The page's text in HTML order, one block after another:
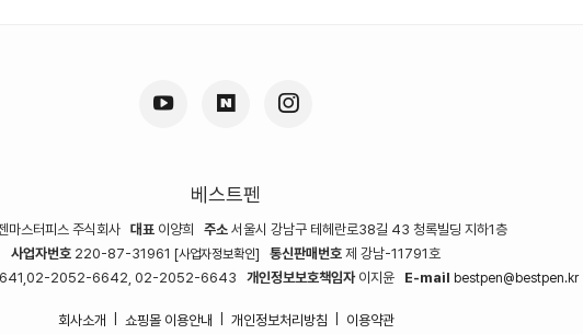
베스트펜
마스터피스 주식회사 대표이양희 주소서울시 강남구 테헤란로38길 43 청록빌딩 지하1층
사업자번호 220-87-31961 [사업자정보확인] 통신판매번호 제 강남-11791호
2052-6642, 02-2052-6643 개인정보보호책임자이지윤 E-mail bestpen@bestpen.kr
회사소개 쇼핑몰 이용안내 개인정보처리방침 이용약관